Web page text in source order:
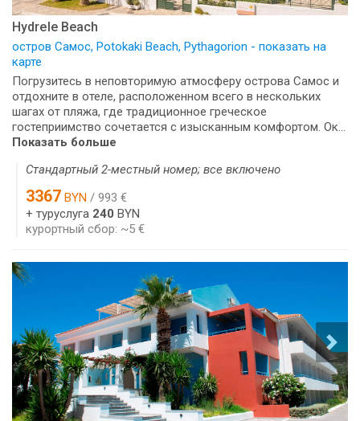
Hydrele Beach
остров Самос, Potokaki Beach, Pythagorion - показать на
карте
Погрузитесь в неповторимую атмосферу острова Самос и
отдохните в отеле, расположенном всего в нескольких
шагах от пляжа, где традиционное греческое
гостеприимство сочетается с изысканным комфортом. Ок...
Показать больше
Стандартный 2-местный номер; все включено
3367 BYN / 993 €
+ туруслуга 240 BYN
курортный сбор: ~5 €